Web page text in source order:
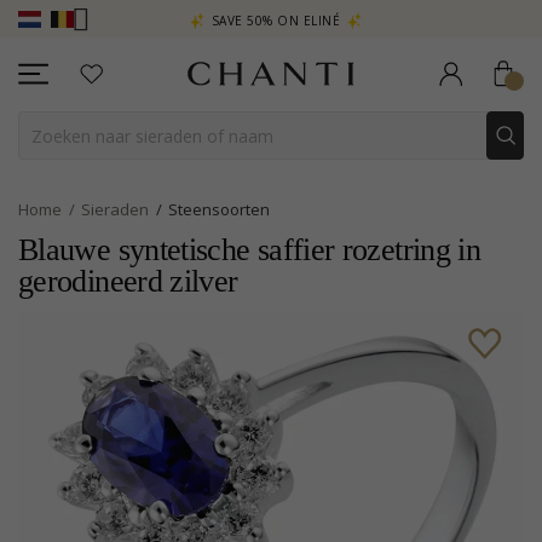
SAVE 50% ON ELINÉ
Home Sieraden Steensoorten
Blauwe syntetische saffier rozetring in
gerodineerd zilver